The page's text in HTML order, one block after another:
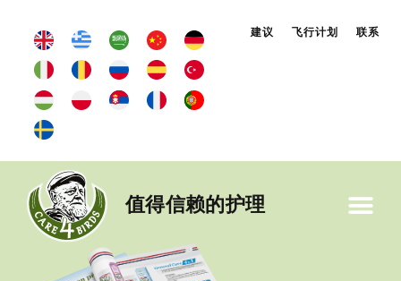
建议 飞行计划 联系
值得信赖的护理